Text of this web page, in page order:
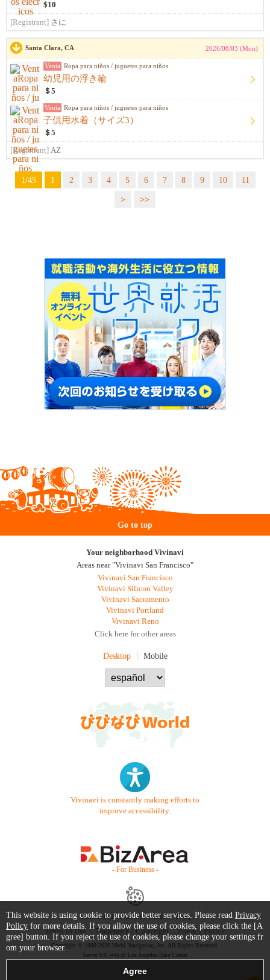
$10
[Registrant] さに
Santa Clara, CA 2026/08/03 (Mon)
Venta Ropa para niños / juguetes para niños
幼児用の浮き輪
＄5
Venta Ropa para niños / juguetes para niños
子供用水着（サイズ3）
＄5
[Registrant] AZ
1/45 1 2 3 4 5 6 7 8 9 10
11
>
>>
Go to top
Your neighborhood Vivinavi
Areas near "Vivinavi San Francisco"
Vivinavi San Francisco
Vivinavi Silicon Valley
Vivinavi Sacramento
Vivinavi Portland
Vivinavi Reno
Click here for other areas
Desktop Mobile
Vivinavi is constantly making efforts to
improve accessibility.
- For Business -
Contact Us Starter Guide
FAQ
Terms of Use
Trademark / Copyright Privacy Policy
Copyright © 1999-2026 Vivid Navigation, Inc. All Rights Reserved.
Server US (44) @ Los Angeles Data Center
This website is using cookie to provide better services. Please read Privacy
Policy for more details. If you allow the use of cookies, please click the [A
gree] button. If you reject the use of cookies, please change your settings fr
om your browser.